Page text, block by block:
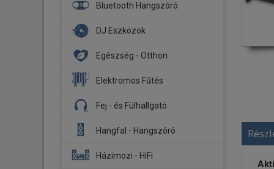
Bluetooth Hangszóró
DJ Eszközök
DJ Fejhallgató
DJ Lemezjátszó
Stúdió Monitor
Egészség - Otthon
Aroma diffúzor
Légmosó
Légtisztító
Okos otthon
Elektromos Fűtés
Fűtőpanel
Tartozék
Fej - és Fülhallgató
Fejhallgató
Hangfal - Hangszóró
Hangfal szettek
Házimozi - HiFi